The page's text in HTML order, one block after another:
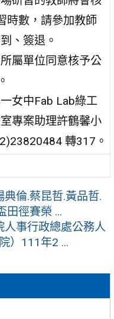
時數，請參加教師
、簽退。
屬單位同意核予公
女中Fab Lab綠工
專案助理許鶴馨小
轉317。
典倫.蔡昆哲.黃品哲.
田徑賽榮 ...
人事行政總處公務人
）111年2 ...